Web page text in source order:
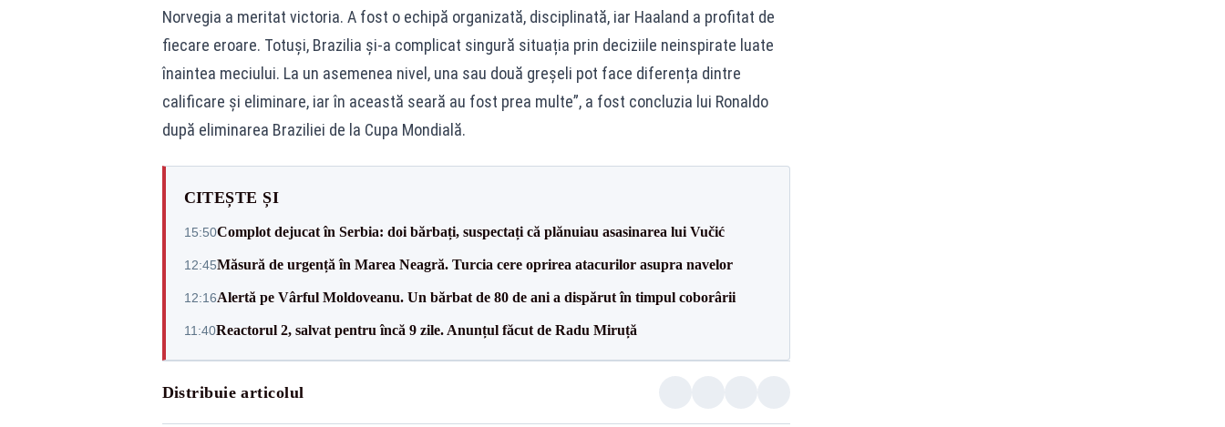
Norvegia a meritat victoria. A fost o echipă organizată, disciplinată, iar Haaland a profitat de
fiecare eroare. Totuși, Brazilia și-a complicat singură situația prin deciziile neinspirate luate
înaintea meciului. La un asemenea nivel, una sau două greșeli pot face diferența dintre
calificare și eliminare, iar în această seară au fost prea multe”, a fost concluzia lui Ronaldo
după eliminarea Braziliei de la Cupa Mondială.
CITEȘTE ȘI
15:50Complot dejucat în Serbia: doi bărbați, suspectați că plănuiau asasinarea lui Vučić
12:45Măsură de urgență în Marea Neagră. Turcia cere oprirea atacurilor asupra navelor
12:16Alertă pe Vârful Moldoveanu. Un bărbat de 80 de ani a dispărut în timpul coborârii
11:40Reactorul 2, salvat pentru încă 9 zile. Anunțul făcut de Radu Miruță
Distribuie articolul